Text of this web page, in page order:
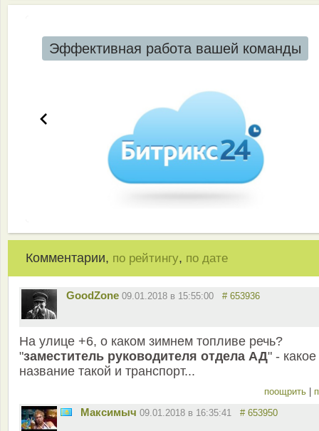
Эффективная работа вашей команды
Комментарии, по рейтингу, по дате
GoodZone 09.01.2018 в 15:55:00 # 653936
На улице +6, о каком зимнем топливе речь?
"заместитель руководителя отдела АД" - какое
название такой и транспорт...
поощрить
Максимыч 09.01.2018 в 16:35:41 # 653950